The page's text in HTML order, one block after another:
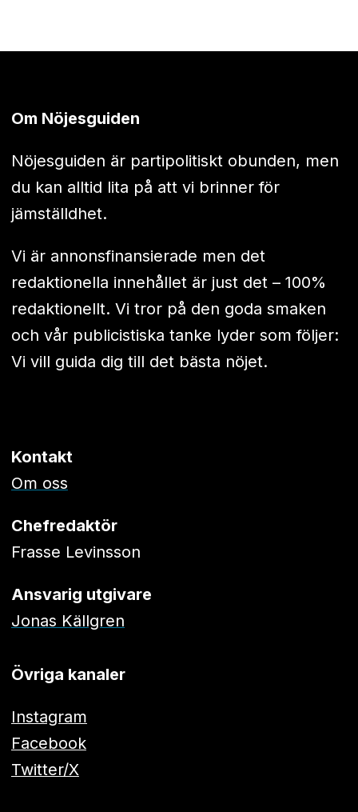
Om Nöjesguiden
Nöjesguiden är partipolitiskt obunden, men
du kan alltid lita på att vi brinner för
jämställdhet.
Vi är annonsfinansierade men det
redaktionella innehållet är just det – 100%
redaktionellt. Vi tror på den goda smaken
och vår publicistiska tanke lyder som följer:
Vi vill guida dig till det bästa nöjet.
Kontakt
Om oss
Chefredaktör
Frasse Levinsson
Ansvarig utgivare
Jonas Källgren
Övriga kanaler
Instagram
Facebook
Twitter/X